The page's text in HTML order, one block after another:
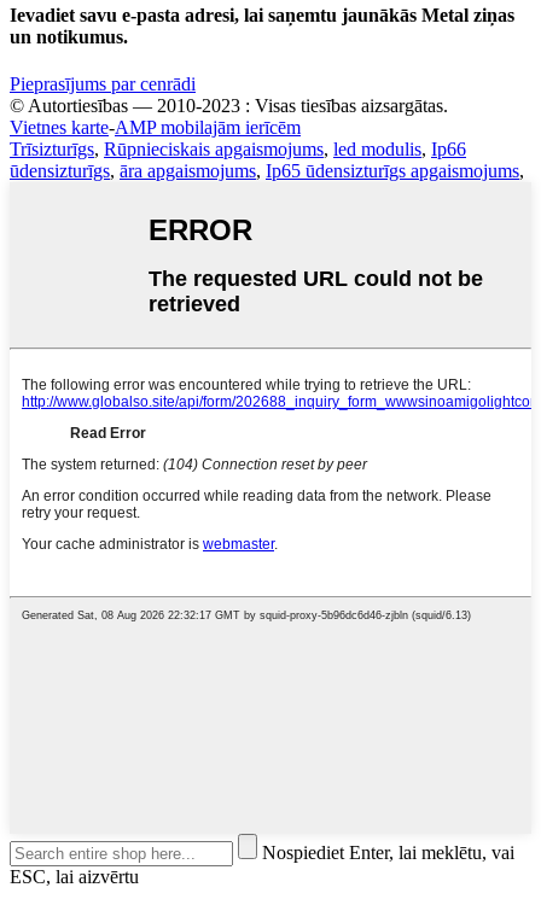
Ievadiet savu e-pasta adresi, lai saņemtu jaunākās Metal ziņas
un notikumus.
Pieprasījums par cenrādi
© Autortiesības — 2010-2023 : Visas tiesības aizsargātas.
Vietnes karte-AMP mobilajām ierīcēm
Trīsizturīgs, Rūpnieciskais apgaismojums, led modulis, Ip66
ūdensizturīgs, āra apgaismojums, Ip65 ūdensizturīgs apgaismojums,
Nospiediet Enter, lai meklētu, vai
ESC, lai aizvērtu